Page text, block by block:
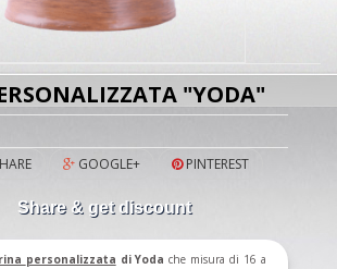
"YODA"
GOOGLE+ PINTEREST
Share & get discount
personalizzata di Yoda che misura di 16 a